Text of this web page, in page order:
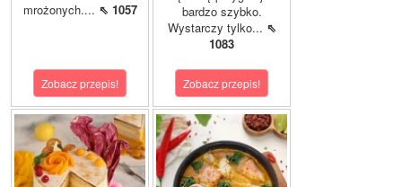
mrożonych.... ⇖ 1057
Zobacz przepis!
bardzo szybko.
Wystarczy tylko... ⇖
1083
Zobacz przepis!